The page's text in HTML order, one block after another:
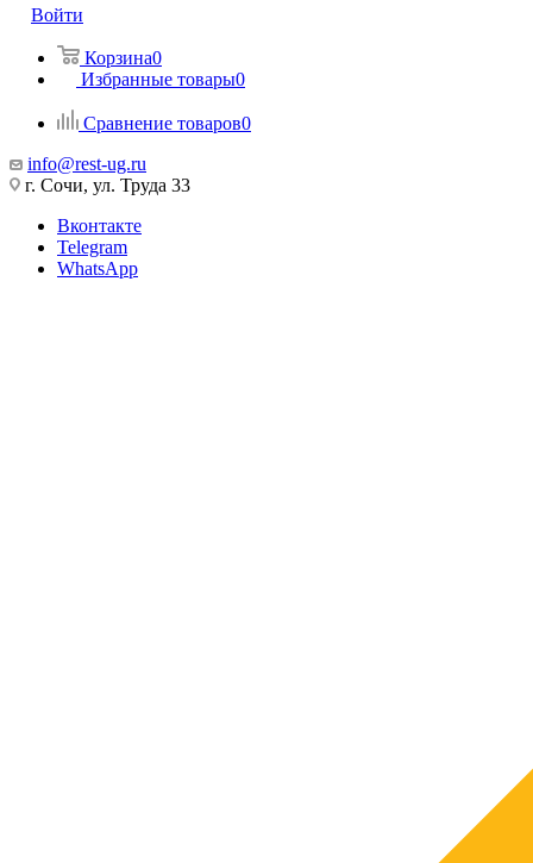
Войти
Корзина0
Избранные товары0
Сравнение товаров0
info@rest-ug.ru
г. Сочи, ул. Труда 33
Вконтакте
Telegram
WhatsApp